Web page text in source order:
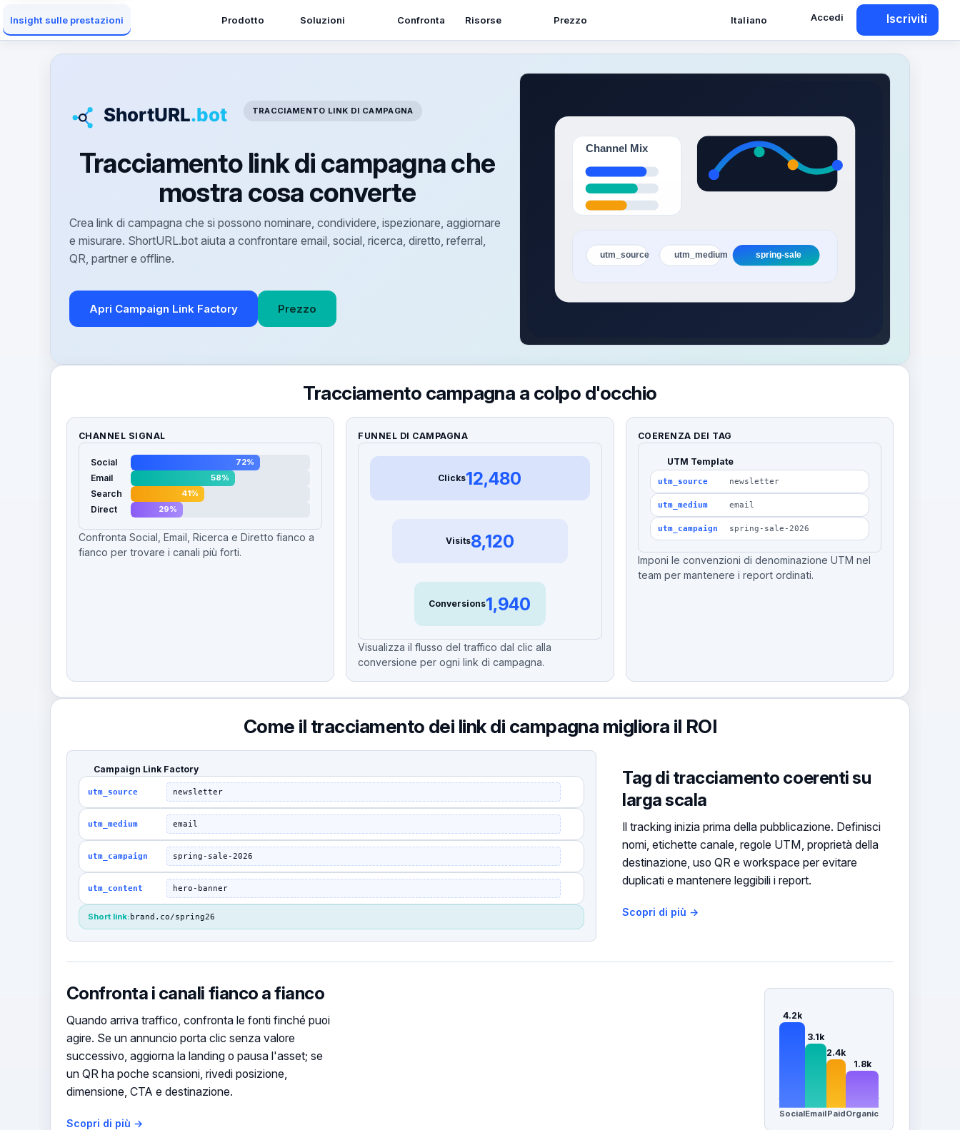
Insight sulle prestazioni Prodotto Soluzioni Confronta Risorse Prezzo Italiano Accedi Iscriviti
TRACCIAMENTO LINK DI CAMPAGNA
Tracciamento link di campagna che
mostra cosa converte
Crea link di campagna che si possono nominare, condividere, ispezionare, aggiornare
e misurare. ShortURL.bot aiuta a confrontare email, social, ricerca, diretto, referral,
QR, partner e offline.
Apri Campaign Link Factory Prezzo
Tracciamento campagna a colpo d'occhio
CHANNEL SIGNAL
Social 72%
Email 58%
Search 41%
Direct 29%
Confronta Social, Email, Ricerca e Diretto fianco a
fianco per trovare i canali più forti.
FUNNEL DI CAMPAGNA
Clicks12,480
Visits8,120
Conversions1,940
Visualizza il flusso del traffico dal clic alla
conversione per ogni link di campagna.
COERENZA DEI TAG
UTM Template
utm_source newsletter
utm_medium email
utm_campaign spring-sale-2026
Imponi le convenzioni di denominazione UTM nel
team per mantenere i report ordinati.
Come il tracciamento dei link di campagna migliora il ROI
Campaign Link Factory
utm_source newsletter
utm_medium email
utm_campaign spring-sale-2026
utm_content hero-banner
Short link: brand.co/spring26
Tag di tracciamento coerenti su
larga scala
Il tracking inizia prima della pubblicazione. Definisci
nomi, etichette canale, regole UTM, proprietà della
destinazione, uso QR e workspace per evitare
duplicati e mantenere leggibili i report.
Scopri di più →
4.2k
Social
3.1k
Email
2.4k
Paid
1.8k
Organic
Confronta i canali fianco a fianco
Quando arriva traffico, confronta le fonti finché puoi
agire. Se un annuncio porta clic senza valore
successivo, aggiorna la landing o pausa l'asset; se
un QR ha poche scansioni, rivedi posizione,
dimensione, CTA e destinazione.
Scopri di più →